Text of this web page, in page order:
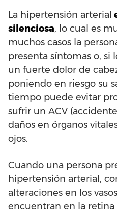
La hipertensión arterial
silenciosa, lo cual es
muchos casos la
presenta síntomas o, si
un fuerte dolor de
poniendo en riesgo su
tiempo puede evitar
sufrir un ACV
daños en órganos
ojos.
Cuando una persona
hipertensión arterial,
alteraciones en los
encuentran en la retina